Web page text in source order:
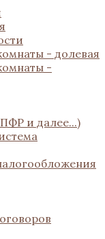
- долевая
-
и далее...)